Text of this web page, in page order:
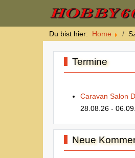
Du bist hier: Home
Termine
Caravan Salon
28.08.26 -
Neue